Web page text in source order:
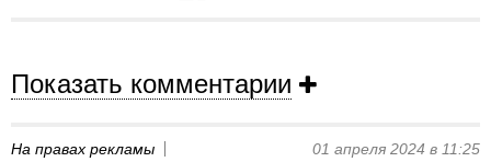
Показать комментарии
На правах рекламы 01 апреля 2024 в 11:25